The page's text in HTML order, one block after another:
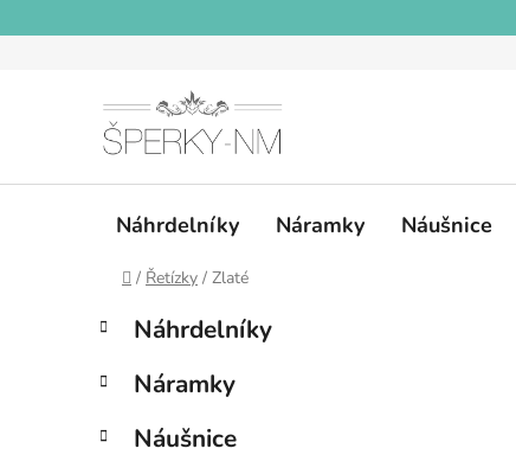
na
Náhrdelníky Náramky Náušnice
Domů
/ Řetízky / Zlaté
P
s
r
Přeskočit
kategorie
K
a
e
o
Náhrdelníky
Náramky
Náušnice